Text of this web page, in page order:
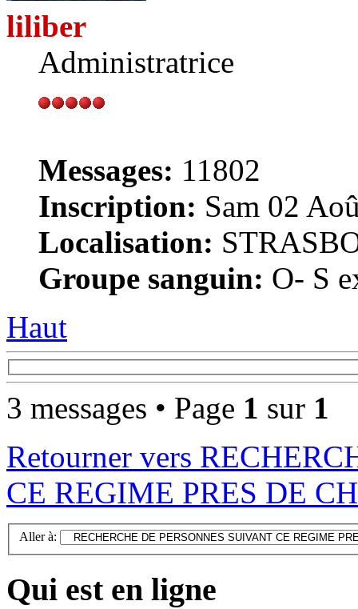
liliber
Administratrice
Messages: 11802
Inscription: Sam 02
Localisation:
Groupe sanguin: O- S
Haut
3 messages • Page 1 sur 1
Retourner vers
CE REGIME PRES DE
Aller à:
Qui est en ligne